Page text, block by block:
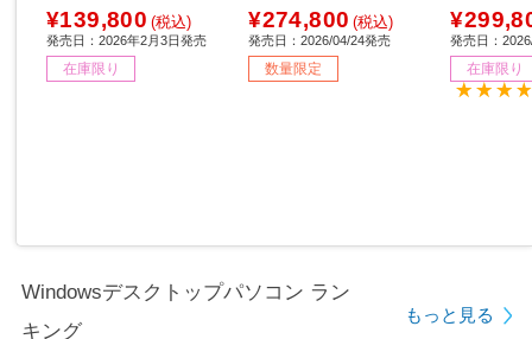
ルトン ［15.6型 /Window
s11 Home /intel Core i5 /
メモリ：16GB /SSD：51
2GB /日本語版キーボー
¥139,800 (税込)
発売日：2026年2月3日発売
在庫限り
セイグレイ & スケルトン
［15.6型 /Windows11 Ho
me /intel Core i7 /メモ
リ：32GB /SSD：1TB /
¥274,800 (税込)
発売日：2026/04/24発売
数量限定
レイ & ス
6型 /
ntel Core
GB /SSD
発売日：
在庫限り
Windowsデスクトップパソコン ラン
キング
もっと見る